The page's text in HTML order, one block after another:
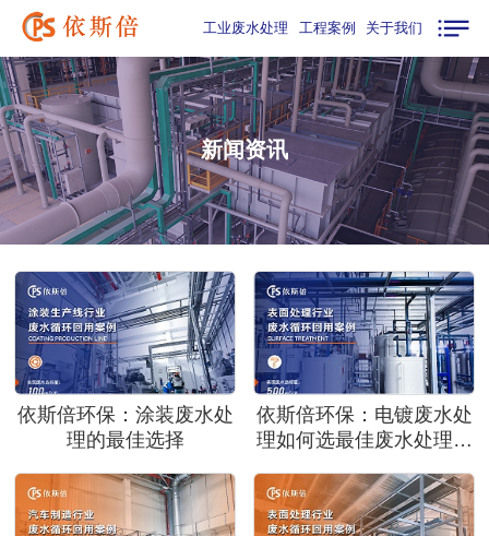
工业废水处理 工程案例 关于我们
新闻资讯
依斯倍环保：涂装废水处
理的最佳选择
依斯倍环保：电镀废水处
理如何选最佳废水处理公